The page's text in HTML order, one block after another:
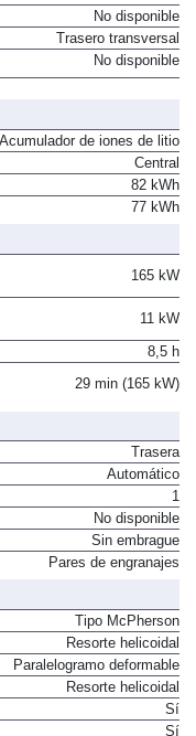
545 Nm
No disponible
Trasero transversal
No disponible
Acumulador de iones de litio
Central
82 kWh
Trasera
Automático
1
No disponible
Sin embrague
Tipo McPherson
Resorte helicoidal
Paralelogramo deformable
Resorte helicoidal
Sí